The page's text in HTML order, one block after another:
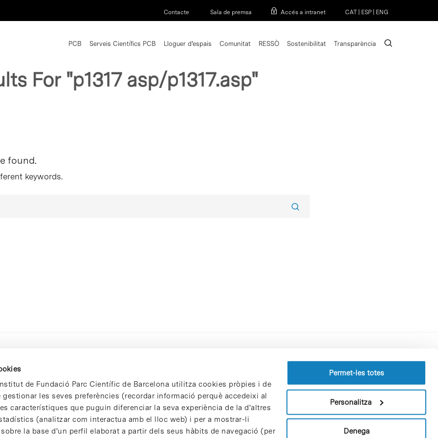
de Fundació Parc Científic de Barcelona utilitza cookies pròpies i de
les seves preferències (recordar informació perquè accedeixi al
característiques que puguin diferenciar la seva experiència de la d'altres
(analitzar com interactua amb el lloc web) i per a mostrar-li
la base d'un perfil elaborat a partir dels seus hàbits de navegació (per
Permet-les totes
Personalitza
Denega
Contacte Sala de premsa Accés a intranet CAT ESP ENG
PCB Serveis Científics PCB Lloguer d’espais Comunitat RESSÒ Sostenibilitat Transparència search
For "p1317 asp/p1317.asp"
found.
keywords.
Perfil del contractant
Política de privacitat
Política de cookies
Patrons i patrocinadors
Borsa de treball